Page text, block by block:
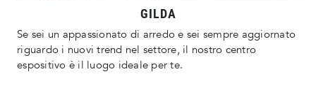
GILDA
Se sei un appassionato di arredo e sei sempre aggiornato
riguardo i nuovi trend nel settore, il nostro centro
espositivo è il luogo ideale per te.